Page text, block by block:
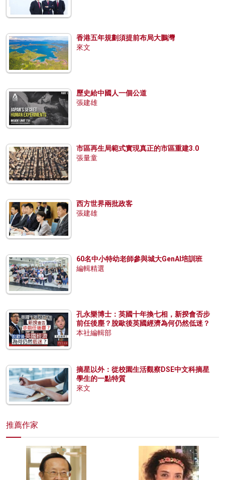
香港五年規劃須提前布局大鵬灣
來文
歷史給中國人一個公道
張建雄
市區再生局範式實現真正的市區重建3.0
張量童
西方世界兩批政客
張建雄
60名中小特幼老師參與城大GenAI培訓班
編輯精選
孔永樂博士：英國十年換七相，新揆會否步
前任後塵？脫歐後英國經濟為何仍然低迷？
本社編輯部
摘星以外：從校園生活觀察DSE中文科摘星
學生的一點特質
來文
推薦作家